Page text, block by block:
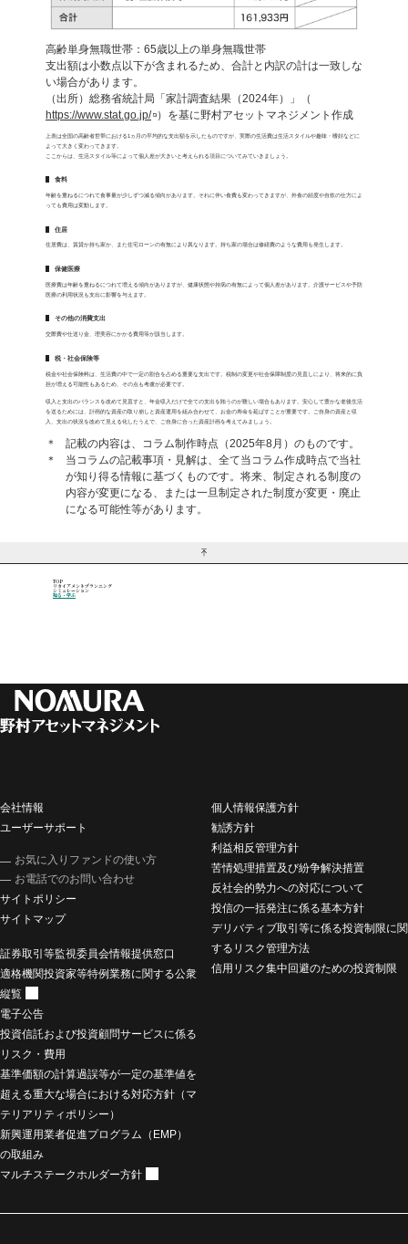
高齢単身無職世帯：65歳以上の単身無職世帯
支出額は小数点以下が含まれるため、合計と内訳の計は一致しな
い場合があります。
（出所）総務省統計局「家計調査結果（2024年）」（
https://www.stat.go.jp/ ）を基に野村アセットマネジメント作成
上表は全国の高齢者世帯における1ヵ月の平均的な支出額を示したものですが、実際の生活費は生活スタイルや趣味・嗜好などに
よって大きく変わってきます。
ここからは、生活スタイル等によって個人差が大きいと考えられる項目についてみていきましょう。
食料
年齢を重ねるにつれて食事量が少しずつ減る傾向があります。それに伴い食費も変わってきますが、外食の頻度や自炊の仕方によ
っても費用は変動します。
住居
住居費は、賃貸か持ち家か、また住宅ローンの有無により異なります。持ち家の場合は修繕費のような費用も発生します。
保健医療
医療費は年齢を重ねるにつれて増える傾向がありますが、健康状態や持病の有無によって個人差があります。介護サービスや予防
医療の利用状況も支出に影響を与えます。
その他の消費支出
交際費や仕送り金、理美容にかかる費用等が該当します。
税・社会保険等
税金や社会保険料は、生活費の中で一定の割合を占める重要な支出です。税制の変更や社会保障制度の見直しにより、将来的に負
担が増える可能性もあるため、その点も考慮が必要です。
収入と支出のバランスを改めて見直すと、年金収入だけで全ての支出を賄うのが難しい場合もあります。安心して豊かな老後生活
を送るためには、計画的な資産の取り崩しと資産運用を組み合わせて、お金の寿命を延ばすことが重要です。ご自身の資産と収
入、支出の状況を改めて見える化したうえで、ご自身に合った資産計画を考えてみましょう。
＊
記載の内容は、コラム制作時点（2025年8月）のものです。
＊
当コラムの記載事項・見解は、全て当コラム作成時点で当社
が知り得る情報に基づくものです。将来、制定される制度の
内容が変更になる、または一旦制定された制度が変更・廃止
になる可能性等があります。
TOP
リタイアメントプランニング
シミュレーション
知る・学ぶ